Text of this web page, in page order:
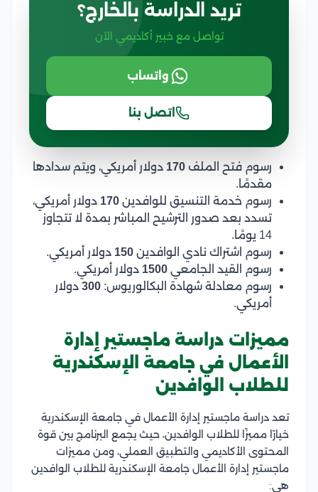
تريد الدراسة بالخارج؟
تواصل مع خبير أكاديمي الآن
واتساب
اتصل بنا
رسوم فتح الملف 170 دولار أمريكي، ويتم سدادها
مقدمًا.
رسوم خدمة التنسيق للوافدين 170 دولار أمريكي،
تسدد بعد صدور الترشيح المباشر بمدة لا تتجاوز
14 يومًا.
رسوم اشتراك نادي الوافدين 150 دولار أمريكي.
رسوم القيد الجامعي 1500 دولار أمريكي.
رسوم معادلة شهادة البكالوريوس: 300 دولار
أمريكي.
مميزات دراسة ماجستير إدارة
الأعمال في جامعة الإسكندرية
للطلاب الوافدين
تعد دراسة ماجستير إدارة الأعمال في جامعة الإسكندرية
خيارًا مميزًا للطلاب الوافدين، حيث يجمع البرنامج بين قوة
المحتوى الأكاديمي والتطبيق العملي، ومن مميزات
ماجستير إدارة الأعمال جامعة الإسكندرية للطلاب الوافدين
هي: